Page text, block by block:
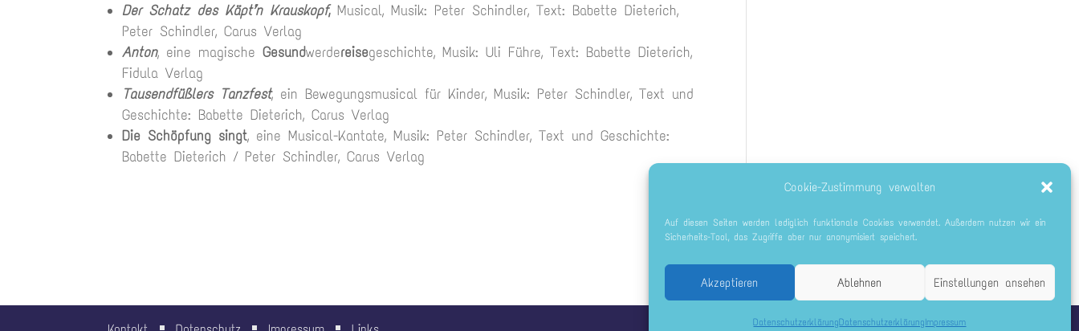
Cookie-Zustimmung verwalten
Auf diesen Seiten werden lediglich funktionale Cookies verwendet. Außerdem nutzen wir ein
Sicherheits-Tool, das Zugriffe aber nur anonymisiert speichert.
Akzeptieren Ablehnen Einstellungen ansehen
DatenschutzerklärungDatenschutzerklärungImpressum
Der Schatz des Käpt’n Krauskopf,Musical, Musik: Peter Schindler, Text: Babette Dieterich,
Peter Schindler, Carus Verlag
Anton, eine magischeGesundwerdereisegeschichte, Musik: Uli Führe, Text: Babette Dieterich,
Fidula Verlag
Tausendfüßlers Tanzfest, ein Bewegungsmusical für Kinder, Musik: Peter Schindler, Text und
Geschichte: Babette Dieterich, Carus Verlag
Die Schöpfung singt, eine Musical-Kantate, Musik: Peter Schindler, Text und Geschichte:
Babette Dieterich / Peter Schindler, Carus Verlag